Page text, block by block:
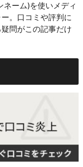
ーム)を使いメディ
。口コミや評判に
問がこの記事だけ